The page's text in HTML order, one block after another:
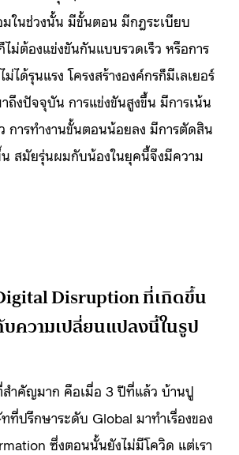
ในช่วงนั้น มีขั้นตอน มีกฎระเบียบ
ไม่ต้องแข่งขันกันแบบรวดเร็ว หรือการ
ได้รุนแรง โครงสร้างองค์กรก็มีเลเยอร์
งปัจจุบัน การแข่งขันสูงขึ้น มีการเน้น
ว การทำงานขั้นตอนน้อยลง มีการตัดสิน
น สมัยรุ่นผมกับน้องในยุคนี้จึงมีความ
Disruption ที่เกิดขึ้น
ความเปลี่ยนแปลงนี้ในรูป
ำคัญมาก คือเมื่อ 3 ปีที่แล้ว บ้านปู
ที่ปรึกษาระดับ Global มาทำเรื่องของ
ซึ่งตอนนั้นยังไม่มีโควิด แต่เรา